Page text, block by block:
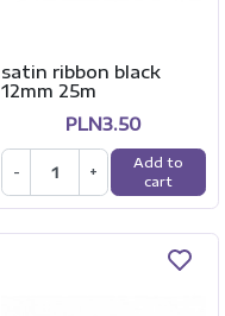
satin ribbon black
12mm 25m
PLN3.50
- +
Add to
cart